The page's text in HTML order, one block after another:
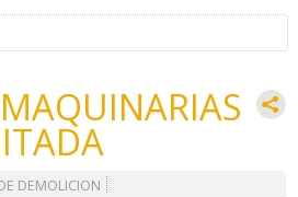
DEMOLICION